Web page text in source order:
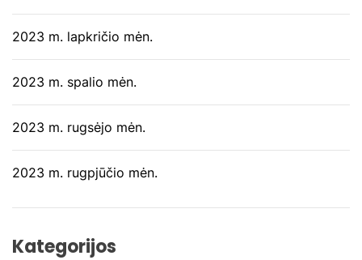
2023 m. lapkričio mėn.
2023 m. spalio mėn.
2023 m. rugsėjo mėn.
2023 m. rugpjūčio mėn.
Kategorijos